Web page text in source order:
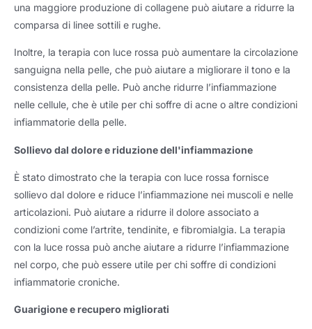
una maggiore produzione di collagene può aiutare a ridurre la
comparsa di linee sottili e rughe.
Inoltre, la terapia con luce rossa può aumentare la circolazione
sanguigna nella pelle, che può aiutare a migliorare il tono e la
consistenza della pelle. Può anche ridurre l’infiammazione
nelle cellule, che è utile per chi soffre di acne o altre condizioni
infiammatorie della pelle.
Sollievo dal dolore e riduzione dell'infiammazione
È stato dimostrato che la terapia con luce rossa fornisce
sollievo dal dolore e riduce l’infiammazione nei muscoli e nelle
articolazioni. Può aiutare a ridurre il dolore associato a
condizioni come l’artrite, tendinite, e fibromialgia. La terapia
con la luce rossa può anche aiutare a ridurre l’infiammazione
nel corpo, che può essere utile per chi soffre di condizioni
infiammatorie croniche.
Guarigione e recupero migliorati